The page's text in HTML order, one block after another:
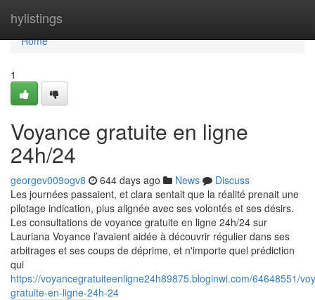
hylistings
Home
Home
1
Voyance gratuite en ligne
24h/24
georgev009ogv8 644 days ago News
Discuss
Les journées passaient, et clara sentait que la réalité prenait une
pilotage indication, plus alignée avec ses volontés et ses désirs.
Les consultations de voyance gratuite en ligne 24h/24 sur
Lauriana Voyance l’avaient aidée à découvrir régulier dans ses
arbitrages et ses coups de déprime, et n'importe quel prédiction
qui
https://voyancegratuiteenligne24h89875.bloginwi.com/64648551/
gratuite-en-ligne-24h-24